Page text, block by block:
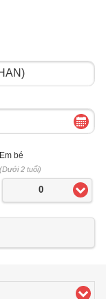
Em bé
(Dưới 2 tuổi)
0